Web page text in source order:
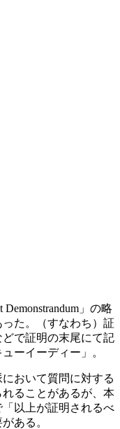
」の略
た。（すなわち）証
で証明の末尾にて記
ーイーディー」。
おいて質問に対する
ることがあるが、本
以上が証明されるべ
ある。